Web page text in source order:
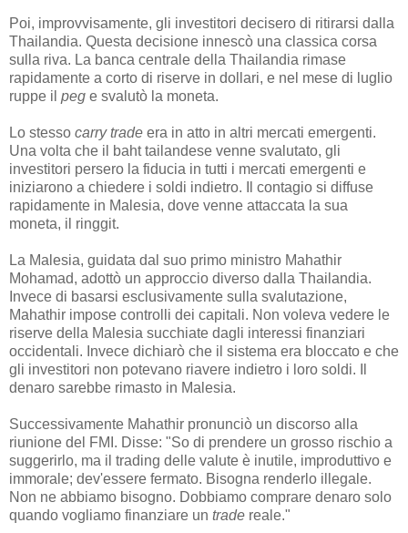
Poi, improvvisamente, gli investitori decisero di ritirarsi dalla
Thailandia. Questa decisione innescò una classica corsa
sulla riva. La banca centrale della Thailandia rimase
rapidamente a corto di riserve in dollari, e nel mese di luglio
ruppe il peg e svalutò la moneta.
Lo stesso carry trade era in atto in altri mercati emergenti.
Una volta che il baht tailandese venne svalutato, gli
investitori persero la fiducia in tutti i mercati emergenti e
iniziarono a chiedere i soldi indietro. Il contagio si diffuse
rapidamente in Malesia, dove venne attaccata la sua
moneta, il ringgit.
La Malesia, guidata dal suo primo ministro Mahathir
Mohamad, adottò un approccio diverso dalla Thailandia.
Invece di basarsi esclusivamente sulla svalutazione,
Mahathir impose controlli dei capitali. Non voleva vedere le
riserve della Malesia succhiate dagli interessi finanziari
occidentali. Invece dichiarò che il sistema era bloccato e che
gli investitori non potevano riavere indietro i loro soldi. Il
denaro sarebbe rimasto in Malesia.
Successivamente Mahathir pronunciò un discorso alla
riunione del FMI. Disse: "So di prendere un grosso rischio a
suggerirlo, ma il trading delle valute è inutile, improduttivo e
immorale; dev'essere fermato. Bisogna renderlo illegale.
Non ne abbiamo bisogno. Dobbiamo comprare denaro solo
quando vogliamo finanziare un trade reale."